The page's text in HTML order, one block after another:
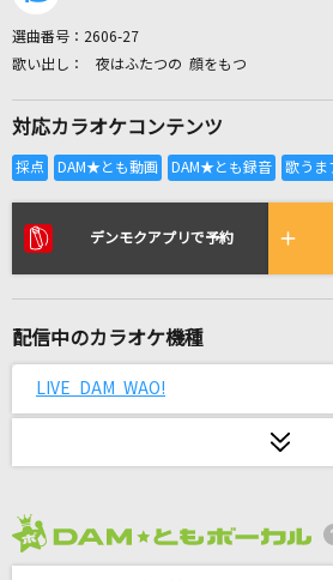
全国りれき
リアルタイムで歌われてい
新橋二丁目七番地
dearest.
選曲番号： 2606-27
夜はふたつの 顔をもつ
対応カラオケコンテンツ
デンモクアプリで予約
配信中のカラオケ機種
LIVE DAM WAO!